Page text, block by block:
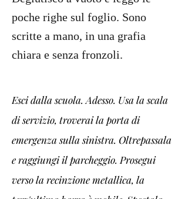
poche righe sul foglio. Sono
scritte a mano, in una grafia
chiara e senza fronzoli.
Esci dalla scuola. Adesso. Usa la scala
di servizio, troverai la porta di
emergenza sulla sinistra. Oltrepassala
e raggiungi il parcheggio. Prosegui
verso la recinzione metallica, la